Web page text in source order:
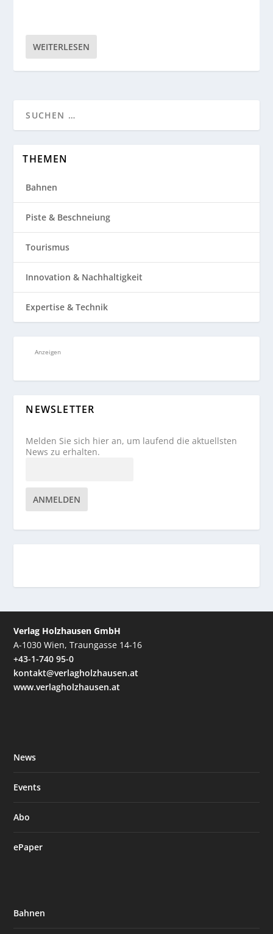
WEITERLESEN
THEMEN
Bahnen
Piste & Beschneiung
Tourismus
Innovation & Nachhaltigkeit
Expertise & Technik
Anzeigen
NEWSLETTER
Melden Sie sich hier an, um laufend die aktuellsten
News zu erhalten.
ANMELDEN
Verlag Holzhausen GmbH
A-1030 Wien, Traungasse 14-16
+43-1-740 95-0
kontakt@verlagholzhausen.at
www.verlagholzhausen.at
News
Events
Abo
ePaper
Bahnen